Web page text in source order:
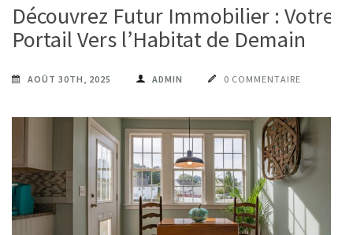
Découvrez Futur Immobilier : Votre
Portail Vers l’Habitat de Demain
AOÛT 30TH, 2025 ADMIN 0 COMMENTAIRE